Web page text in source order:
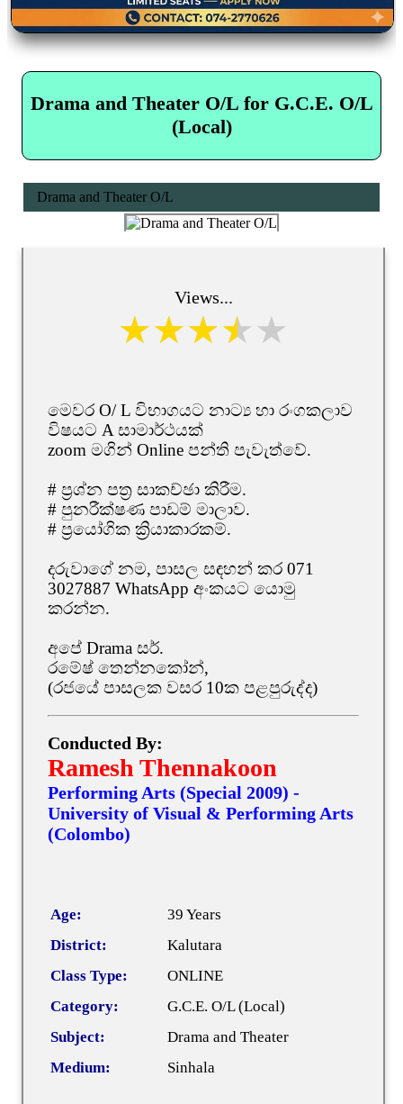
Drama and Theater O/L for G.C.E. O/L
(Local)
Drama and Theater O/L
Views...
මෙවර O/ L විභාගයට නාට්‍ය හා රංගකලාව
විෂයට A සාමාර්ථයක්
zoom මගින් Online පන්ති පැවැත්වේ.
# ප්‍රශ්න පත්‍ර සාකච්ඡා කිරීම.
# පුනරීක්ෂණ පාඩම් මාලාව.
# ප්‍රයෝගික ක්‍රියාකාරකම්.
දරුවාගේ නම, පාසල සඳහන් කර 071
3027887 WhatsApp අංකයට යොමු
කරන්න.
අපේ Drama සර්.
රමේෂ් තෙන්නකෝන්,
(රජයේ පාසලක වසර 10ක පළපුරුද්ද)
Conducted By:
Ramesh Thennakoon
Performing Arts (Special 2009) -
University of Visual & Performing Arts
(Colombo)
Age:
39 Years
District:
Kalutara
Class Type:
ONLINE
Category:
G.C.E. O/L (Local)
Subject:
Drama and Theater
Medium:
Sinhala